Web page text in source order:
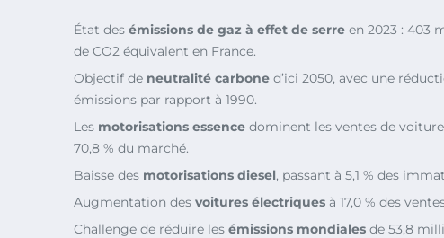
État des émissions de gaz à effet de serre en 2023 : 403
de CO2 équivalent en France.
Objectif de neutralité carbone d’ici 2050, avec une
émissions par rapport à 1990.
Les motorisations essence dominent les ventes de
70,8 % du marché.
Baisse des motorisations diesel, passant à 5,1 % des
Augmentation des voitures électriques à 17,0 % des
Challenge de réduire les émissions mondiales de 53,8